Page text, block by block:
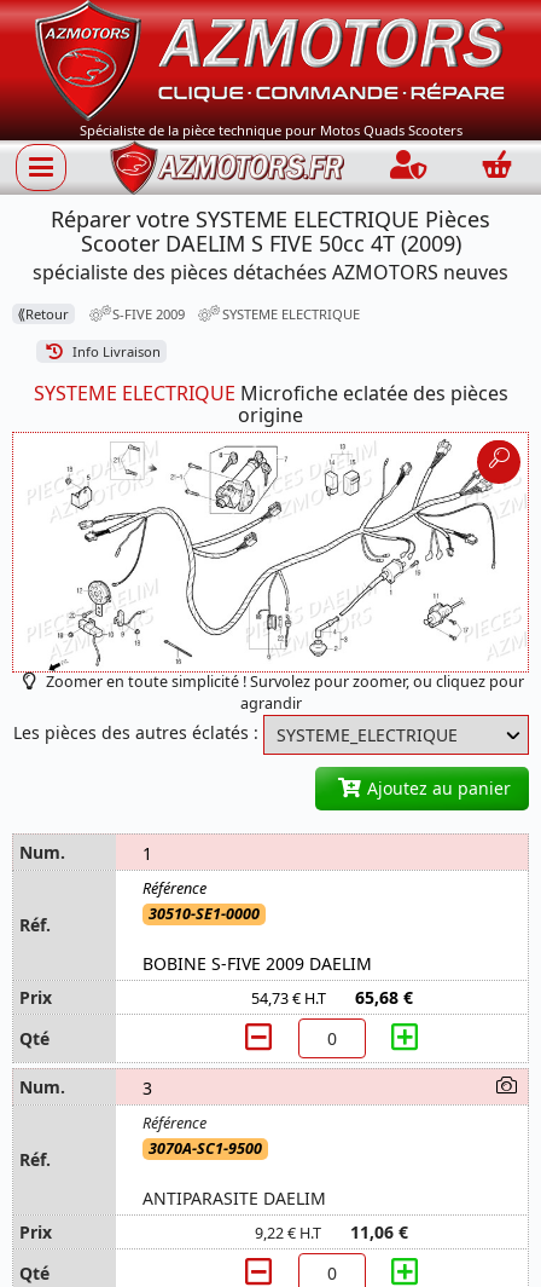
Spécialiste de la pièce technique pour Motos Quads Scooters
Connection
Réparer votre SYSTEME ELECTRIQUE Pièces
Scooter DAELIM S FIVE 50cc 4T (2009)
spécialiste des pièces détachées AZMOTORS neuves
⟪Retour S-FIVE 2009 SYSTEME ELECTRIQUE
Info Livraison
SYSTEME ELECTRIQUE Microfiche eclatée des pièces
origine
Zoomer en toute simplicité ! Survolez pour zoomer, ou cliquez pour
agrandir
Les pièces des autres éclatés :
Ajoutez au panier
1
30510-SE1-0000
BOBINE S-FIVE 2009 DAELIM
54,73 € H.T 65,68 €
3
3070A-SC1-9500
ANTIPARASITE DAELIM
9,22 € H.T 11,06 €